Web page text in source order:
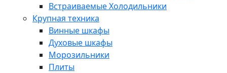
Встраиваемые Холодильники
Крупная техника
Винные шкафы
Духовые шкафы
Морозильники
Плиты